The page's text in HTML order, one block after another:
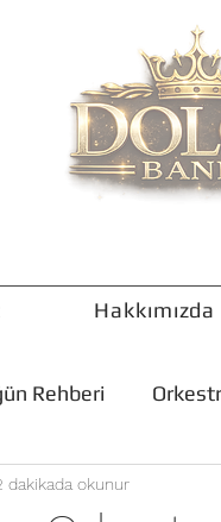
Hakkımızda
Rehberi
dakikada okunur